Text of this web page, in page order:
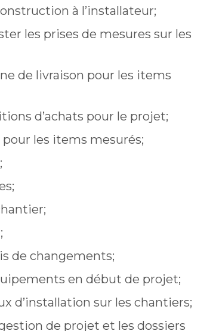
à l’installateur;
les prises de mesures sur les
de livraison pour les items
d’achats pour le projet;
les items mesurés;
de changements;
en début de projet;
d’installation sur les chantiers;
de projet et les dossiers